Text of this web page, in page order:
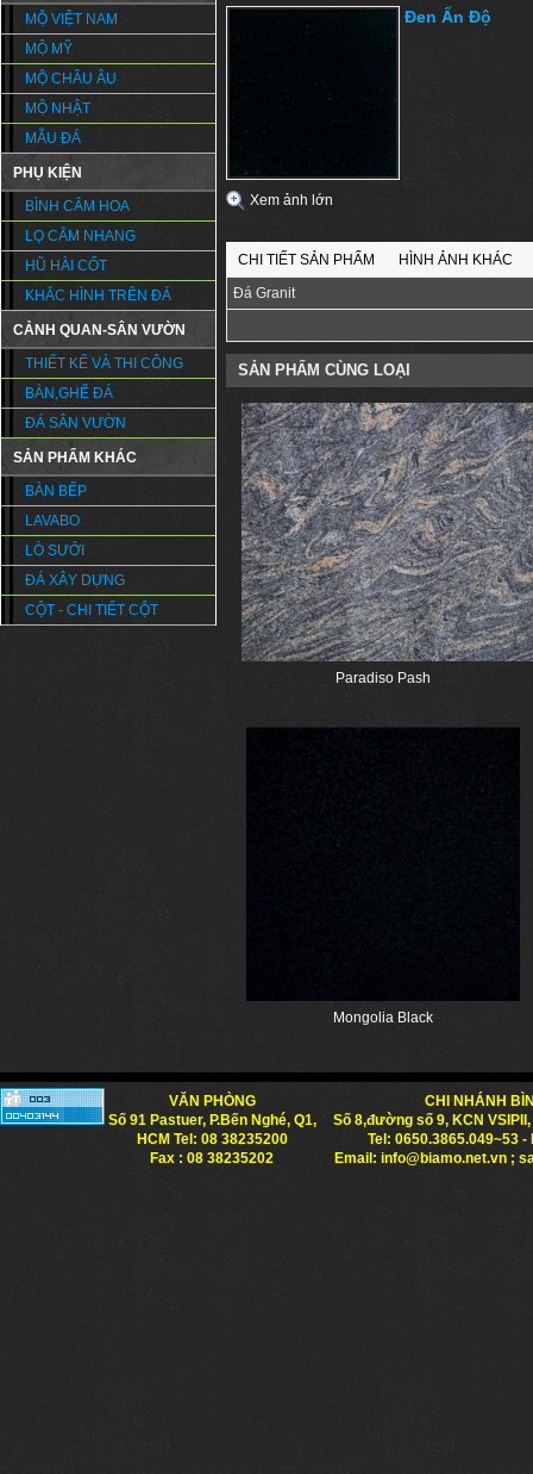
MỘ VIỆT NAM
MỘ MỸ
MỘ CHÂU ÂU
MỘ NHẬT
MẪU ĐÁ
PHỤ KIỆN
BÌNH CẮM HOA
LỌ CẮM NHANG
HŨ HÀI CỐT
KHẮC HÌNH TRÊN ĐÁ
CẢNH QUAN-SÂN VƯỜN
THIẾT KẾ VÀ THI CÔNG
BÀN,GHẾ ĐÁ
ĐÁ SÂN VƯỜN
SẢN PHẨM KHÁC
BÀN BẾP
LAVABO
LÒ SƯỞI
ĐÁ XÂY DỰNG
CỘT - CHI TIẾT CỘT
Xem ảnh lớn
Đen Ấn Độ
CHI TIẾT SẢN PHẨM
HÌNH ẢNH KHÁC
Đá Granit
SẢN PHẨM CÙNG LOẠI
Paradiso Pash
Mongolia Black
VĂN PHÒNG
Số 91 Pastuer, P.Bến Nghé, Q1,
HCM Tel: 08 38235200
Fax : 08 38235202
CHI NHÁNH
Số 8,đường số 9, KCN VSIPII,
Tel: 0650.3865.049~53
Email: info@biamo.net.vn ;